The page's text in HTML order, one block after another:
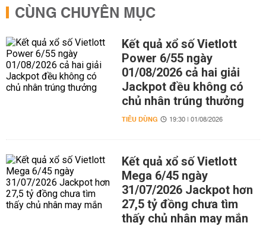
CÙNG CHUYÊN MỤC
Kết quả xổ số Vietlott
Power 6/55 ngày
01/08/2026 cả hai giải
Jackpot đều không có
chủ nhân trúng thưởng
TIÊU DÙNG 19:30 | 01/08/2026
Kết quả xổ số Vietlott
Mega 6/45 ngày
31/07/2026 Jackpot hơn
27,5 tỷ đồng chưa tìm
thấy chủ nhân may mắn